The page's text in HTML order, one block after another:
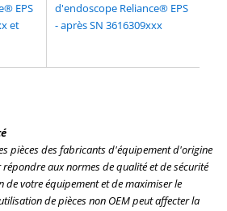
EPS
et
d'endoscope Reliance® EPS
- après SN 3616309xxx
pièces des fabricants d'équipement d'origine
répondre aux normes de qualité et de sécurité
votre équipement et de maximiser le
de pièces non OEM peut affecter la